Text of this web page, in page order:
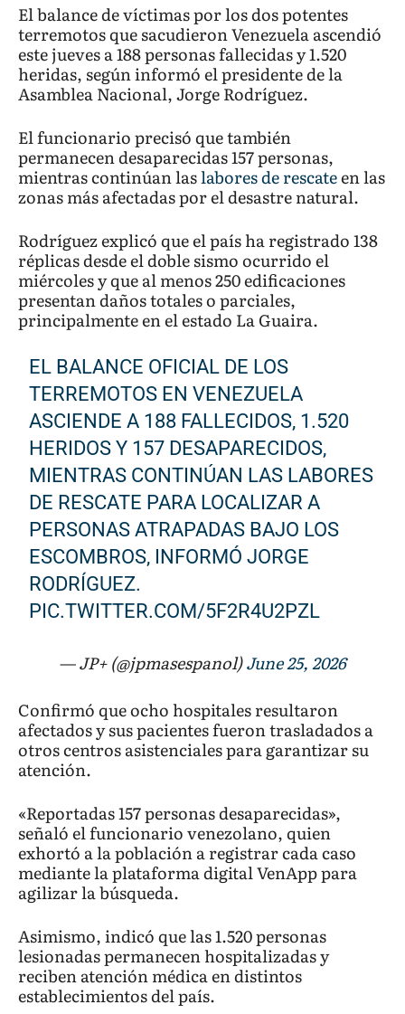
El balance de víctimas por los dos potentes
terremotos que sacudieron Venezuela ascendió
este jueves a 188 personas fallecidas y 1.520
heridas, según informó el presidente de la
Asamblea Nacional, Jorge Rodríguez.
El funcionario precisó que también
permanecen desaparecidas 157 personas,
mientras continúan laslabores de rescateen las
zonas más afectadas por el desastre natural.
Rodríguez explicó que el país ha registrado 138
réplicas desde el doble sismo ocurrido el
miércoles y que al menos 250 edificaciones
presentan daños totales o parciales,
principalmente en el estado La Guaira.
EL BALANCE OFICIAL DE LOS
TERREMOTOS EN VENEZUELA
ASCIENDE A 188 FALLECIDOS, 1.520
HERIDOS Y 157 DESAPARECIDOS,
MIENTRAS CONTINÚAN LAS LABORES
DE RESCATE PARA LOCALIZAR A
PERSONAS ATRAPADAS BAJO LOS
ESCOMBROS, INFORMÓ JORGE
RODRÍGUEZ.
PIC.TWITTER.COM/5F2R4U2PZL
— JP+ (@jpmasespanol)June 25, 2026
Confirmó que ocho hospitales resultaron
afectados y sus pacientes fueron trasladados a
otros centros asistenciales para garantizar su
atención.
«Reportadas 157 personas desaparecidas»,
señaló el funcionario venezolano, quien
exhortó a la población a registrar cada caso
mediante la plataforma digital VenApp para
agilizar la búsqueda.
Asimismo, indicó que las 1.520 personas
lesionadas permanecen hospitalizadas y
reciben atención médica en distintos
establecimientos del país.